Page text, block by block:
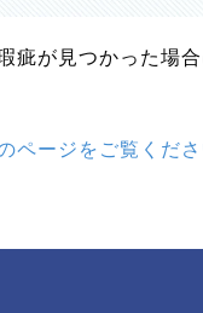
疵が見つかった場
ページをご覧くださ